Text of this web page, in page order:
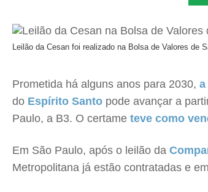
Leilão da Cesan foi realizado na Bolsa de Valores de
Prometida há alguns anos para 2030, a
do Espírito Santo pode avançar a
Paulo, a B3. O certame teve como
Em São Paulo, após o leilão da
Metropolitana já estão contratadas e